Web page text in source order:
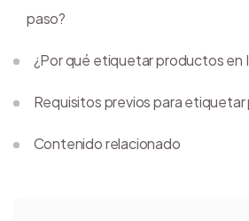
paso?
¿Por qué etiquetar productos en
Requisitos previos para
Contenido relacionado